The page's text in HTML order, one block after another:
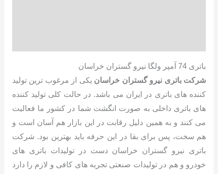
باتری 74 آمپر ولگا نیرو گستران خراسان
شرکت باتری نیرو گستران خراسان یکی از مرغوب ترین تولید
کننده های باتری در ایران می باشد. در حالت کلی تولید کننده
های باتری داخلی به صورت انگشت شما در کشور ما فعالیت
می کنند و به همین دلیل رقابت در این بازار هم آسان است و
هم سخت، پس برای بقا در این حرفه باید بهترین بود. شرکت
باتری نیرو گستران خراسان دست در تولیدات باتری های
خودرو و هم در تولیدات صنعتی تجربه های کافی و لازم را دارد